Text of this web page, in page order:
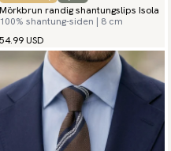
Mörkbrun randig shantungslips Isola
100% shantung-siden | 8 cm
54.99 USD